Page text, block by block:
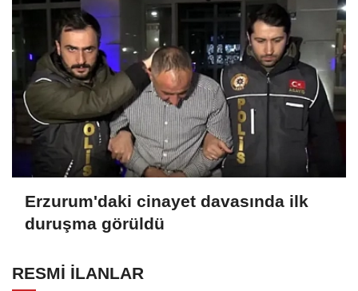
Erzurum'daki cinayet davasında ilk
duruşma görüldü
RESMİ İLANLAR